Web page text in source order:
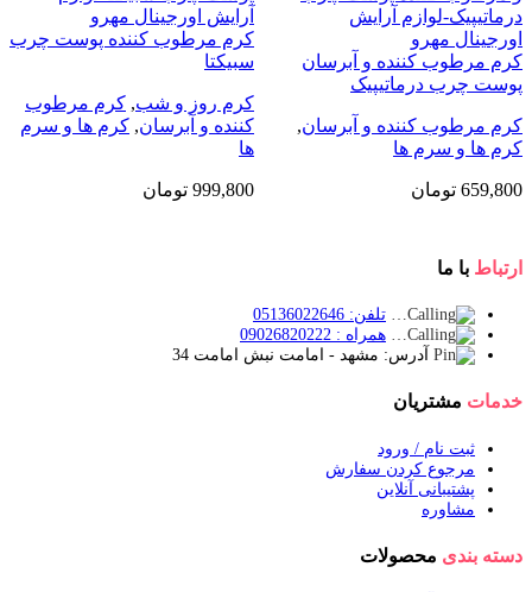
کرم مرطوب کننده و آبرسان
پوست چرب درماتیپیک
کرم مرطوب کننده و آبرسان,
کرم ها و سرم ها
659,800 تومان
کرم مرطوب کننده پوست چرب
سبیکتا
کرم روز و شب, کرم مرطوب
کننده و آبرسان, کرم ها و سرم
ها
999,800 تومان
ارتباط با ما
تلفن: 05136022646
همراه : 09026820222
آدرس: مشهد - امامت نبش امامت 34
خدمات مشتریان
ثبت نام / ورود
مرجوع کردن سفارش
پشتیبانی آنلاین
مشاوره
دسته بندی محصولات